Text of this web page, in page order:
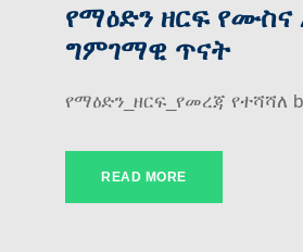
የማዕድን ዘርፍ
ግምገማዊ ጥናት
የማዕድን_ዘርፍ_የመረጃ የተሻሻለ
READ MORE